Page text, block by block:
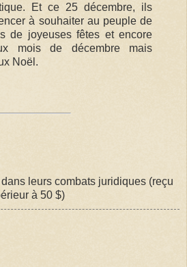
Et ce 25 décembre, ils
à souhaiter au peuple de
de joyeuses fêtes et encore
mois de décembre mais
Noël.
leurs combats juridiques (reçu
à 50 $)